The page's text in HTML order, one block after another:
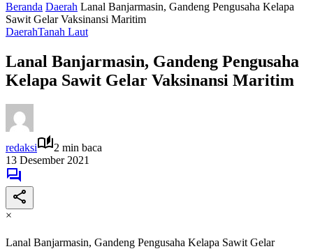
Beranda Daerah Lanal Banjarmasin, Gandeng Pengusaha Kelapa
Sawit Gelar Vaksinansi Maritim
DaerahTanah Laut
Lanal Banjarmasin, Gandeng Pengusaha
Kelapa Sawit Gelar Vaksinansi Maritim
redaksi
2 min baca
13 Desember 2021
×
Lanal Banjarmasin, Gandeng Pengusaha Kelapa Sawit Gelar